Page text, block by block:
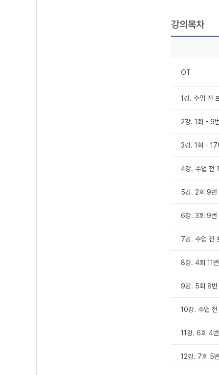
강의목차
OT
1강. 수업 전
2강. 1회 - 9
3강. 1회 - 17
4강. 수업 전
5강. 2회 9번
6강. 3회 9번
7강. 수업 전
8강. 4회 11번
9강. 5회 8번
10강. 수업 전
11강. 6회 4번
12강. 7회 5